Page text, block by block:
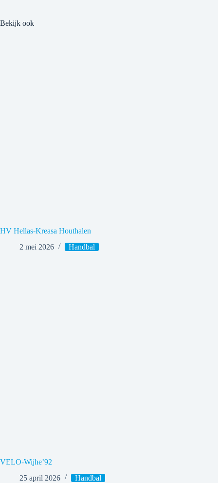
Bekijk ook
HV Hellas-Kreasa Houthalen
2 mei 2026
Handbal
VELO-Wijhe’92
25 april 2026
Handbal